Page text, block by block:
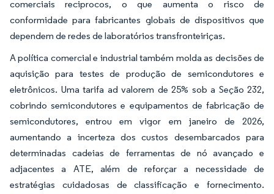
comerciais reciprocos, o que aumenta o risco de
conformidade para fabricantes globais de dispositivos que
dependem de redes de laboratórios transfronteiriças.
A política comercial e industrial também molda as decisões de
aquisição para testes de produção de semicondutores e
eletrônicos. Uma tarifa ad valorem de 25% sob a Seção 232,
cobrindo semicondutores e equipamentos de fabricação de
semicondutores, entrou em vigor em janeiro de 2026,
aumentando a incerteza dos custos desembarcados para
determinadas cadeias de ferramentas de nó avançado e
adjacentes a ATE, além de reforçar a necessidade de
estratégias cuidadosas de classificação e fornecimento.